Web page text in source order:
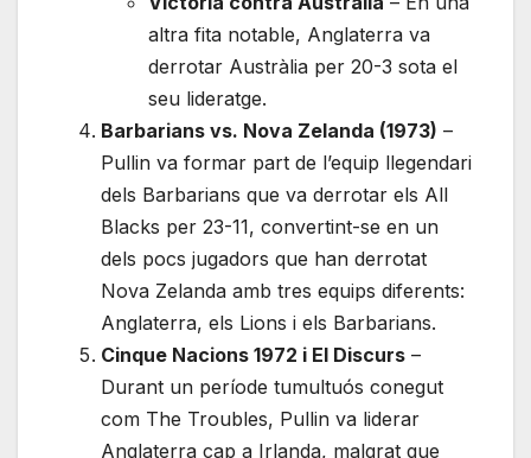
altra fita notable, Anglaterra va
derrotar Austràlia per 20-3 sota el
seu lideratge.
Barbarians vs. Nova Zelanda (1973) –
Pullin va formar part de l’equip llegendari
dels Barbarians que va derrotar els All
Blacks per 23-11, convertint-se en un
dels pocs jugadors que han derrotat
Nova Zelanda amb tres equips diferents:
Anglaterra, els Lions i els Barbarians.
Cinque Nacions 1972 i El Discurs –
Durant un període tumultuós conegut
com The Troubles, Pullin va liderar
Anglaterra cap a Irlanda, malgrat que